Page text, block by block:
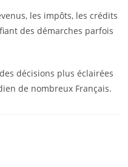
les impôts, les crédits
des démarches parfois
décisions plus éclairées
de nombreux Français.